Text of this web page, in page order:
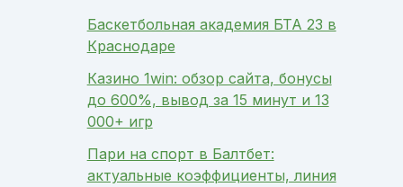
Баскетбольная академия БТА 23 в
Краснодаре
Казино 1win: обзор сайта, бонусы
до 600%, вывод за 15 минут и 13
000+ игр
Пари на спорт в Балтбет:
актуальные коэффициенты, линия